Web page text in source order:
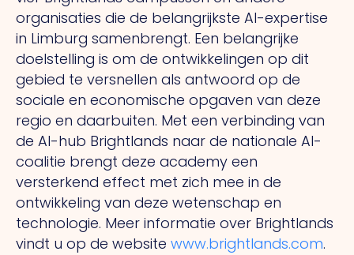
organisaties die de belangrijkste AI-expertise
in Limburg samenbrengt. Een belangrijke
doelstelling is om de ontwikkelingen op dit
gebied te versnellen als antwoord op de
sociale en economische opgaven van deze
regio en daarbuiten. Met een verbinding van
de AI-hub Brightlands naar de nationale AI-
coalitie brengt deze academy een
versterkend effect met zich mee in de
ontwikkeling van deze wetenschap en
technologie. Meer informatie over Brightlands
vindt u op de website www.brightlands.com.